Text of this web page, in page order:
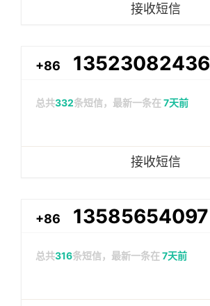
接收短信
+86 13523082436
总共332条短信，最新一条在7天前
接收短信
+86 13585654097
总共316条短信，最新一条在7天前